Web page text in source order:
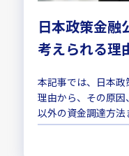
日本政策金融
考えられる理
本記事では、日本
理由から、その原
以外の資金調達方
く解説します。